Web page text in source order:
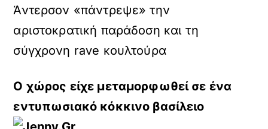
Ο χώρος είχε μεταμορφωθεί σε ένα
εντυπωσιακό κόκκινο βασίλειο